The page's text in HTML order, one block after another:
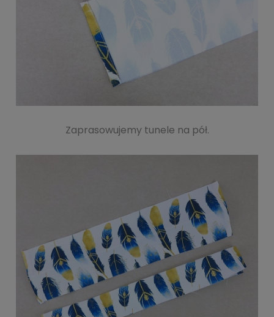
Zaprasowujemy tunele na pół.